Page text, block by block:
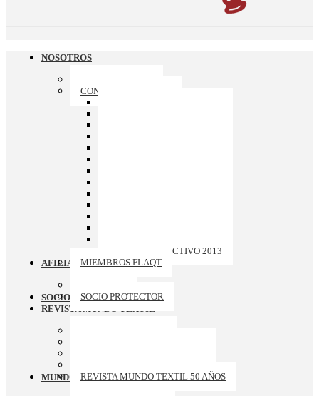
NOSOTROS
CONSEJO DIRECTIVO
CONSEJO DIRECTIVO 2013
MIEMBROS FLAQT
AFILIACION
SOCIO PROTECTOR
SOCIOS PROTECTORES
REVISTA MUNDO TEXTIL
REVISTA MUNDO TEXTIL 50 AÑOS
MUNDO APTT